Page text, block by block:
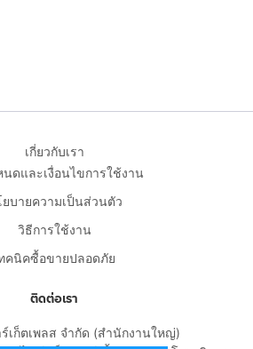
เกี่ยวกับเรา
ดและเงื่อนไขการใช้งาน
บายความเป็นส่วนตัว
วิธีการใช้งาน
คนิคซื้อขายปลอดภัย
ติดต่อเรา
เก็ตเพลส จำกัด (สำนักงานใหญ่)